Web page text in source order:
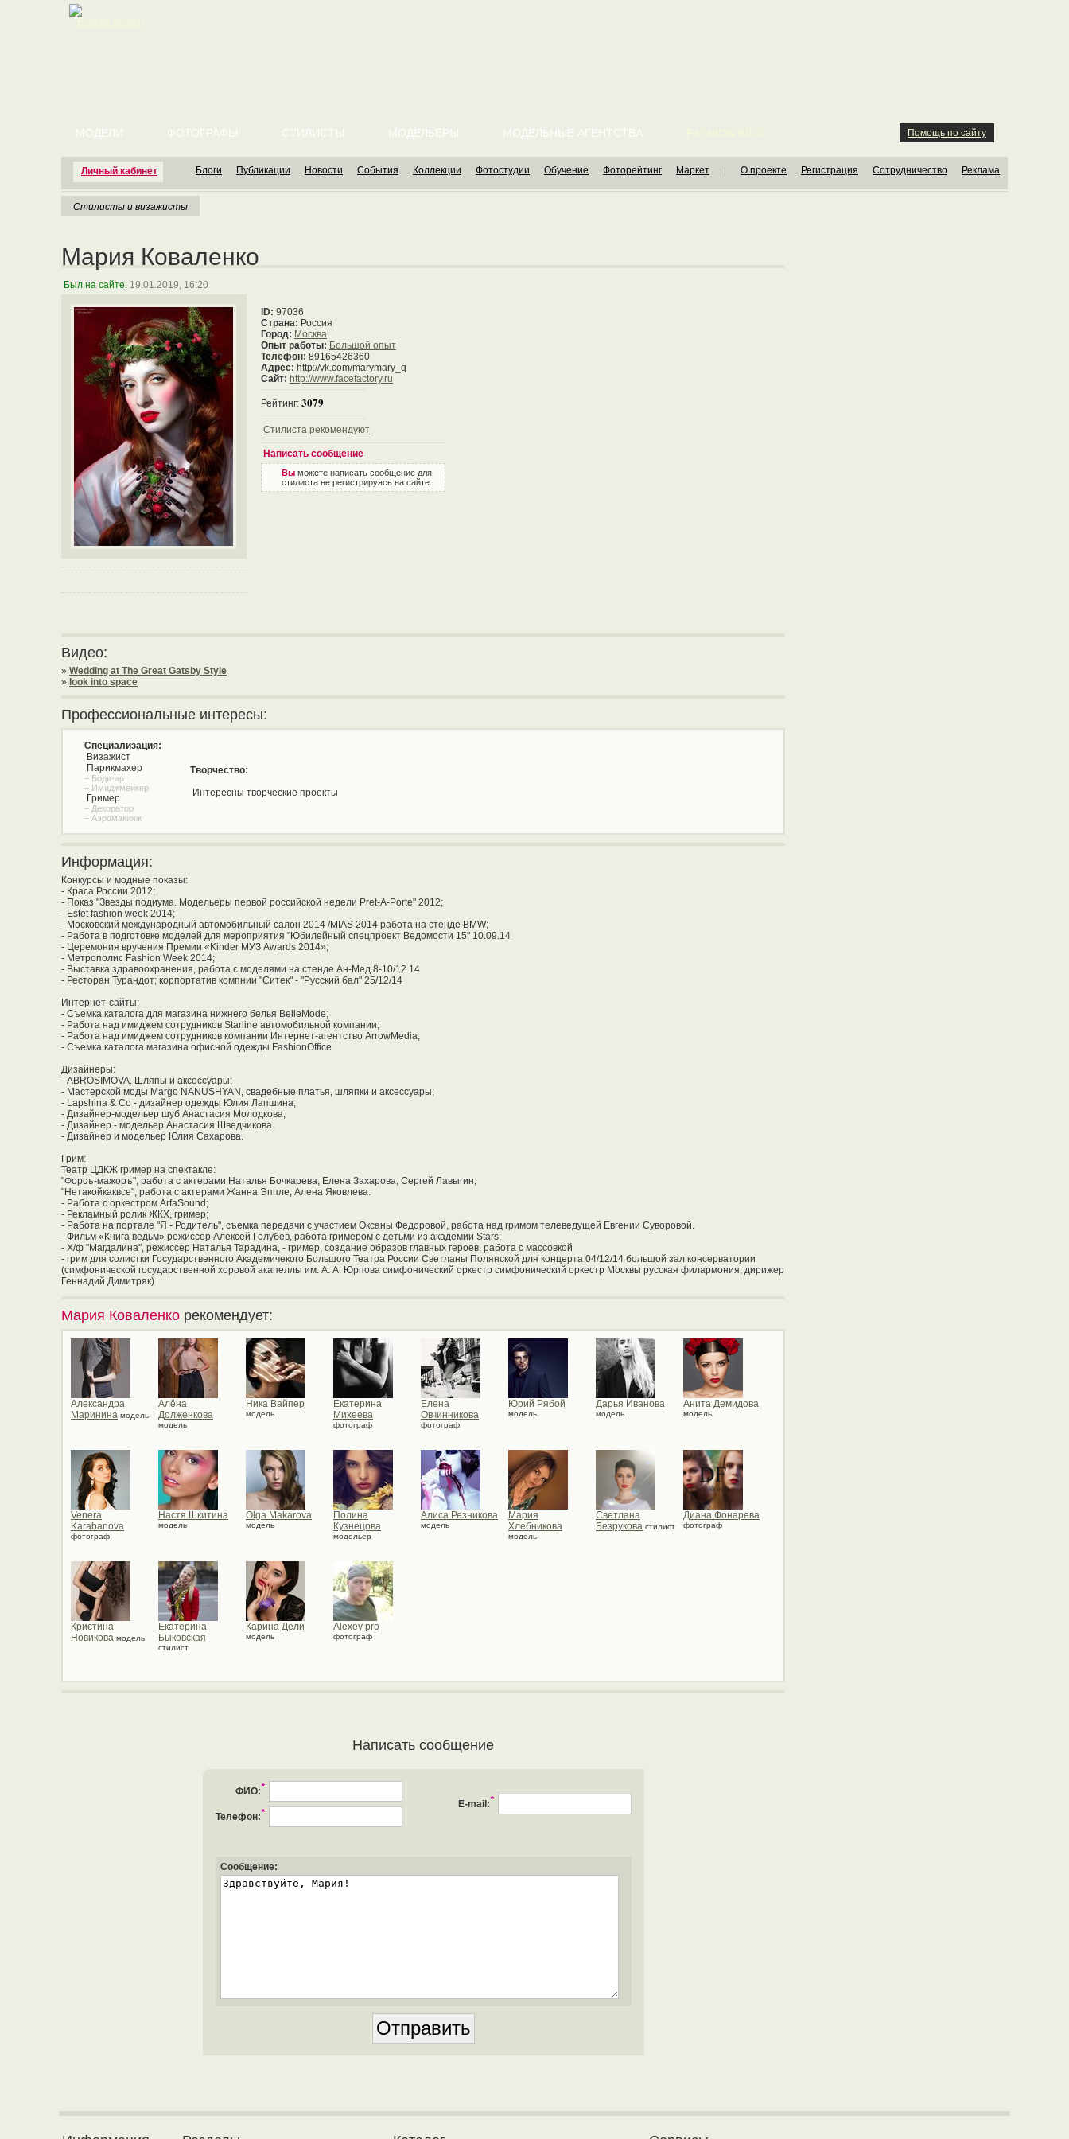
Личный кабинет
МОДЕЛИ ФОТОГРАФЫ СТИЛИСТЫ МОДЕЛЬЕРЫ МОДЕЛЬНЫЕ АГЕНТСТВА Помощь по сайту
Блоги Публикации Новости События Коллекции Фотостудии Обучение Фоторейтинг Маркет О проекте Регистрация Сотрудничество Реклама
Стилисты и визажисты
Мария Коваленко
Был на сайте: 19.01.2019, 16:20
ID: 97036
Страна: Россия
Город: Москва
Опыт работы: Большой опыт
Телефон: 89165426360
Адрес: http://vk.com/marymary_q
Сайт: http://www.facefactory.ru
Рейтинг: 3079
Стилиста рекомендуют
Написать сообщение
Вы можете написать сообщение для
стилиста не регистрируясь на сайте.
Видео:
» Wedding at The Great Gatsby Style
» look into space
Профессиональные интересы:
Специализация:
Визажист
Парикмахер
– Боди-арт
– Имиджмейкер
Гример
– Декоратор
– Аэромакияж
Творчество:
Интересны творческие проекты
Информация:
Конкурсы и модные показы:
- Краса России 2012;
- Показ "Звезды подиума. Модельеры первой российской недели Pret-A-Porte" 2012;
- Estet fashion week 2014;
- Московский международный автомобильный салон 2014 /MIAS 2014 работа на стенде BMW;
- Работа в подготовке моделей для мероприятия "Юбилейный спецпроект Ведомости 15" 10.09.14
- Церемония вручения Премии «Kinder МУЗ Awards 2014»;
- Метрополис Fashion Week 2014;
- Выставка здравоохранения, работа с моделями на стенде Ан-Мед 8-10/12.14
- Ресторан Турандот; корпортатив компнии "Ситек" - "Русский бал" 25/12/14
Интернет-сайты:
- Съемка каталога для магазина нижнего белья BelleMode;
- Работа над имиджем сотрудников Starline автомобильной компании;
- Работа над имиджем сотрудников компании Интернет-агентство ArrowMedia;
- Съемка каталога магазина офисной одежды FashionOffice
Дизайнеры:
- ABROSIMOVA. Шляпы и аксессуары;
- Мастерской моды Margo NANUSHYAN, свадебные платья, шляпки и аксессуары;
- Lapshina & Co - дизайнер одежды Юлия Лапшина;
- Дизайнер-модельер шуб Анастасия Молодкова;
- Дизайнер - модельер Анастасия Шведчикова.
- Дизайнер и модельер Юлия Сахарова.
Грим:
Театр ЦДКЖ гример на спектакле:
"Форсъ-мажоръ", работа с актерами Наталья Бочкарева, Елена Захарова, Сергей Лавыгин;
"Нетакойкаквсе", работа с актерами Жанна Эппле, Алена Яковлева.
- Работа с оркестром ArfaSound;
- Рекламный ролик ЖКХ, гример;
- Работа на портале "Я - Родитель", съемка передачи с участием Оксаны Федоровой, работа над гримом телеведущей Евгении Суворовой.
- Фильм «Книга ведьм» режиссер Алексей Голубев, работа гримером с детьми из академии Stars;
- Х/ф "Магдалина", режиссер Наталья Тарадина, - гример, создание образов главных героев, работа с массовкой
- грим для солистки Государственного Академичекого Большого Театра России Светланы Полянской для концерта 04/12/14 большой зал консерватории
(симфонической государственной хоровой акапеллы им. А. А. Юрпова симфонический оркестр симфонический оркестр Москвы русская филармония, дирижер
Геннадий Димитряк)
Мария Коваленко рекомендует:
Александра
Маринина модель
Алёна
Долженкова
модель
Ника Вайпер
модель
Екатерина
Михеева
фотограф
Елена
Овчинникова
фотограф
Юрий Рябой
модель
Дарья Иванова
модель
Анита Демидова
модель
Venera
Karabanova
фотограф
Настя Шкитина
модель
Olga Makarova
модель
Полина
Кузнецова
модельер
Алиса Резникова
модель
Мария
Хлебникова
модель
Светлана
Безрукова стилист
Диана Фонарева
фотограф
Кристина
Новикова модель
Екатерина
Быковская
стилист
Карина Дели
модель
Alexey pro
фотограф
Написать сообщение
ФИО:*
Телефон:*
E-mail:*
Сообщение: